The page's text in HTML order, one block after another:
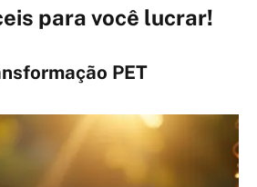
para você lucrar!
PET